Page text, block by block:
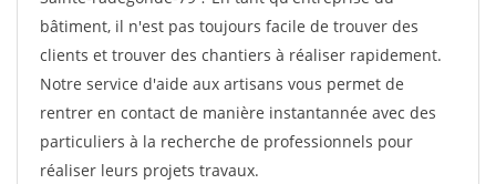
bâtiment, il n'est pas toujours facile de trouver des
clients et trouver des chantiers à réaliser rapidement.
Notre service d'aide aux artisans vous permet de
rentrer en contact de manière instantannée avec des
particuliers à la recherche de professionnels pour
réaliser leurs projets travaux.